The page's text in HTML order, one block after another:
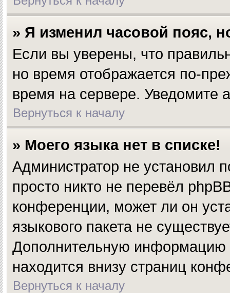
» Я изменил часовой пояс,
Если вы уверены, что
но время отображается по-
время на сервере. Уведомите
Вернуться к началу
» Моего языка нет в списке!
Администратор не установил
просто никто не перевёл
конференции, может ли он
языкового пакета не
Дополнительную информацию
находится внизу страниц
Вернуться к началу